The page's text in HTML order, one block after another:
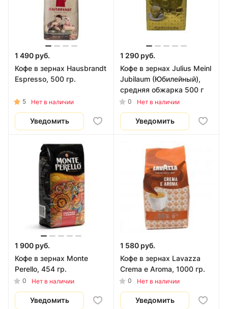
1 490 руб.
Кофе в зернах Hausbrandt
Espresso, 500 гр.
5 Нет в наличии
Уведомить
1 290 руб.
Кофе в зернах Julius Meinl
Jubilaum (Юбилейный),
средняя обжарка 500 г
0 Нет в наличии
Уведомить
1 900 руб.
Кофе в зернах Monte
Perello, 454 гр.
0 Нет в наличии
Уведомить
1 580 руб.
Кофе в зернах Lavazza
Crema e Aroma, 1000 гр.
0 Нет в наличии
Уведомить